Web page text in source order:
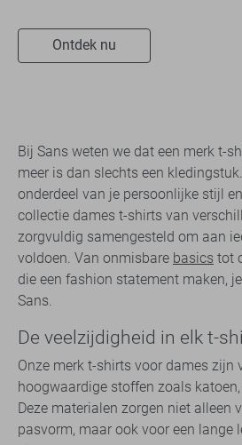
Ontdek nu
Bij Sans weten we dat een merk t-
meer is dan slechts een
onderdeel van je persoonlijke stijl
collectie dames t-shirts van
zorgvuldig samengesteld om aan
voldoen. Van onmisbare basics tot
die een fashion statement maken,
Sans.
De veelzijdigheid in elk t-
Onze merk t-shirts voor dames zijn
hoogwaardige stoffen zoals
Deze materialen zorgen niet alleen
pasvorm, maar ook voor een lange